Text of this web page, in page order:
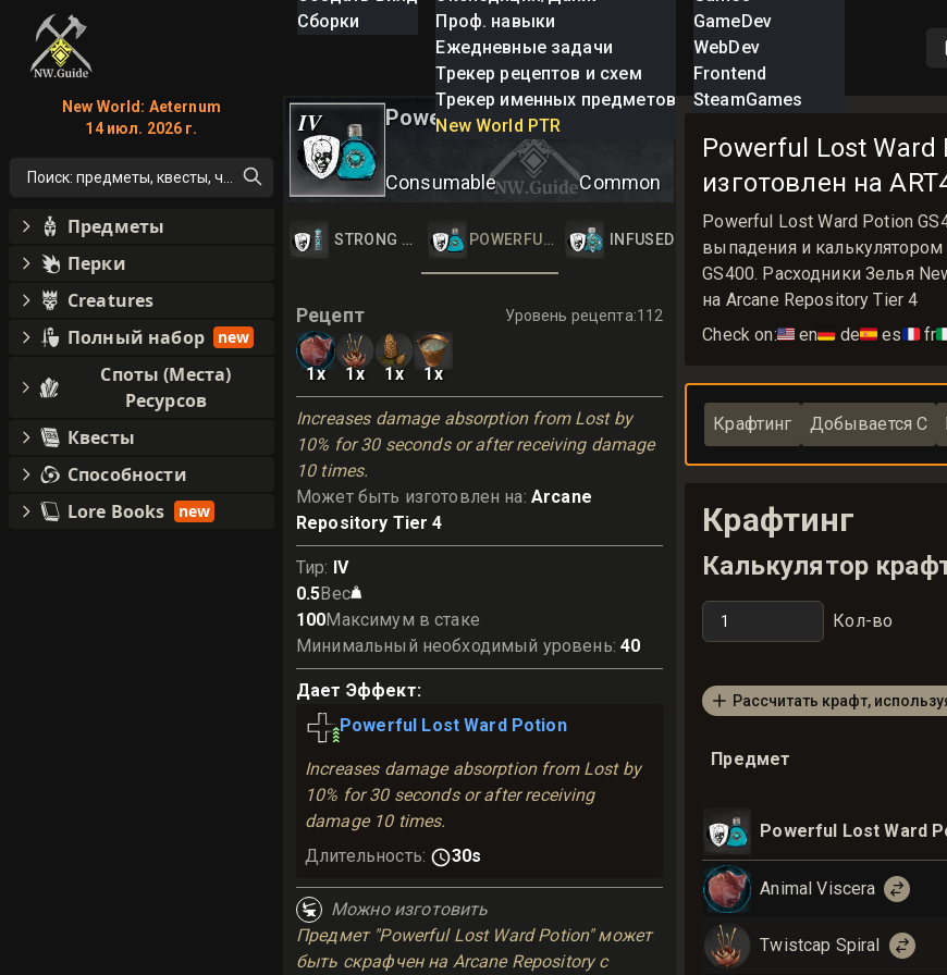
Сборки
Проф. навыки
Ежедневные задачи
Трекер рецептов и схем
Трекер именных предметов
New World PTR
GameDev
WebDev
Frontend
SteamGames
IV Powerful Lost Ward Potion
Consumable Common
STRONG LOST WARD POTIONPOWERFUL LOST WARD POTIONINFUSED LOST WARD POTION
Рецепт Уровень рецепта:112
1x 1x 1x 1x
Increases damage absorption from Lost by
10% for 30 seconds or after receiving damage
10 times.
Может быть изготовлен на: Arcane
Repository Tier 4
Тир: IV
0.5Вес
100Максимум в стаке
Минимальный необходимый уровень: 40
Дает Эффект:
Powerful Lost Ward Potion
Increases damage absorption from Lost by
10% for 30 seconds or after receiving
damage 10 times.
Длительность: 30s
Можно изготовить
Предмет "Powerful Lost Ward Potion" может
быть скрафчен на Arcane Repository с
Powerful Lost
изготовлен на
Powerful Lost Ward Potion
выпадения и калькулятором
GS400. Расходники Зелья
на Arcane Repository Tier 4
Check on:🇺🇸 en🇩🇪 de🇪🇸 es🇫🇷 fr
Крафтинг Добывается С
Крафтинг
Калькулятор
Кол-во
Рассчитать крафт,
Предмет
Powerful Lost Ward
Animal Viscera
Twistcap Spiral
New World: Aeternum
14 июл. 2026 г.
Поиск: предметы, квесты, что угодно!
Предметы
Перки
Creatures
Полный набор
new
Споты (Места)
Ресурсов
Квесты
Способности
Lore Books
new